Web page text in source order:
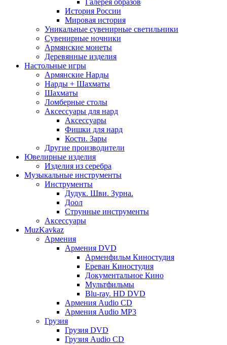
Галерея образов
История России
Мировая история
Уникальные сувенирные светильники
Сувенирные ночники
Армянские монеты
Деревянные изделия
Настольные игры
Армянские Нарды
Нарды + Шахматы
Шахматы
Ломберные столы
Аксессуары для нард
Аксессуары
Фишки для нард
Кости. Зары
Другие производители
Ювелирные изделия
Изделия из серебра
Музыкальные инструменты
Инструменты
Дудук. Шви. Зурна.
Доол
Струнные инструменты
Аксессуары
MuzKavkaz
Армения
Армения DVD
Арменфильм Киностудия
Ереван Киностудия
Документальное Кино
Мультфильмы
Blu-ray. HD DVD
Армения Audio CD
Армения Audio MP3
Грузия
Грузия DVD
Грузия Audio CD